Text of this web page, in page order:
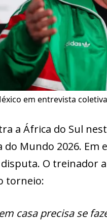
em entrevista
a África do Sul
Mundo 2026. Em
O treinador
torneio:
casa precisa se